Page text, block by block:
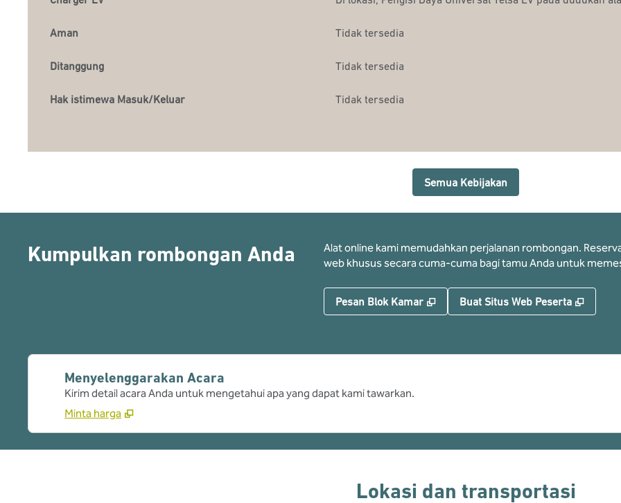
Aman Tidak tersedia
Ditanggung Tidak tersedia
Hak istimewa Masuk/Keluar Tidak tersedia
Semua Kebijakan
Kumpulkan rombongan Anda
Alat online kami memudahkan perjalanan rombongan.
web khusus secara cuma-cuma bagi tamu Anda untuk
Pesan Blok Kamar , Buka tab baru
Buat Situs Web Peserta ,
Menyelenggarakan Acara
Kirim detail acara Anda untuk mengetahui apa yang dapat kami tawarkan.
Minta harga
Lokasi dan transportasi